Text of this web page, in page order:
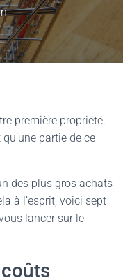
première propriété,
partie de ce
des plus gros achats
à l’esprit, voici sept
lancer sur le